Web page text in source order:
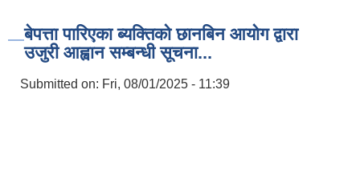
बेपत्ता पारिएका ब्यक्तिको छानबिन आयोग द्वारा
उजुरी आह्वान सम्बन्धी सूचना...
Submitted on: Fri, 08/01/2025 - 11:39